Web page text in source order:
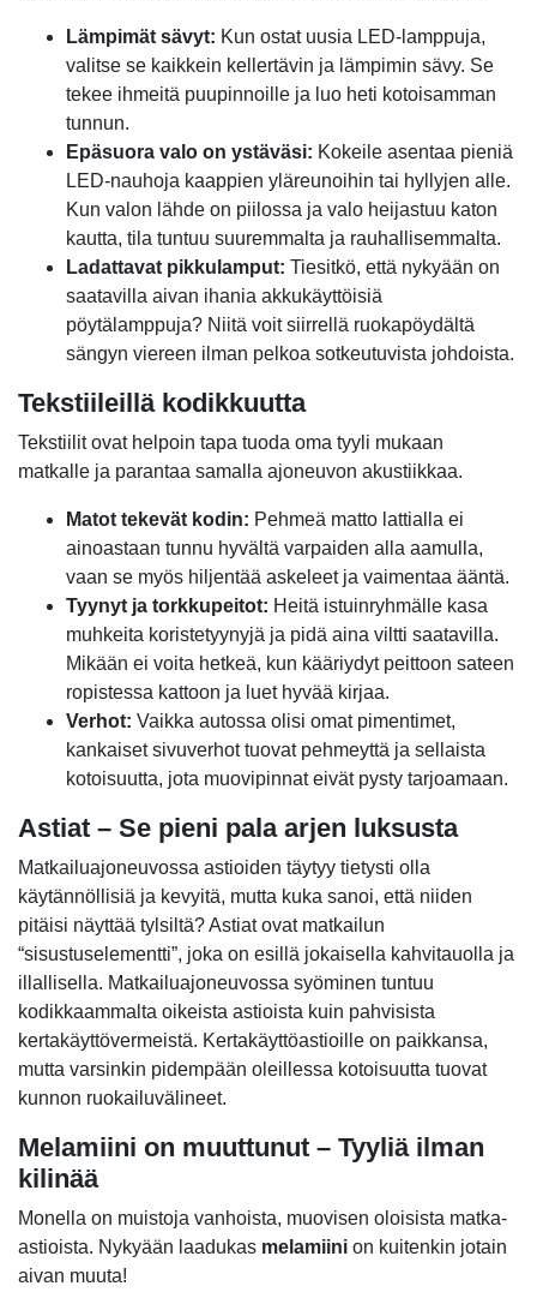
Lämpimät sävyt: Kun ostat uusia LED-lamppuja,
valitse se kaikkein kellertävin ja lämpimin sävy. Se
tekee ihmeitä puupinnoille ja luo heti kotoisamman
tunnun.
Epäsuora valo on ystäväsi: Kokeile asentaa pieniä
LED-nauhoja kaappien yläreunoihin tai hyllyjen alle.
Kun valon lähde on piilossa ja valo heijastuu katon
kautta, tila tuntuu suuremmalta ja rauhallisemmalta.
Ladattavat pikkulamput: Tiesitkö, että nykyään on
saatavilla aivan ihania akkukäyttöisiä
pöytälamppuja? Niitä voit siirrellä ruokapöydältä
sängyn viereen ilman pelkoa sotkeutuvista johdoista.
Tekstiileillä kodikkuutta
Tekstiilit ovat helpoin tapa tuoda oma tyyli mukaan
matkalle ja parantaa samalla ajoneuvon akustiikkaa.
Matot tekevät kodin: Pehmeä matto lattialla ei
ainoastaan tunnu hyvältä varpaiden alla aamulla,
vaan se myös hiljentää askeleet ja vaimentaa ääntä.
Tyynyt ja torkkupeitot: Heitä istuinryhmälle kasa
muhkeita koristetyynyjä ja pidä aina viltti saatavilla.
Mikään ei voita hetkeä, kun kääriydyt peittoon sateen
ropistessa kattoon ja luet hyvää kirjaa.
Verhot: Vaikka autossa olisi omat pimentimet,
kankaiset sivuverhot tuovat pehmeyttä ja sellaista
kotoisuutta, jota muovipinnat eivät pysty tarjoamaan.
Astiat – Se pieni pala arjen luksusta
Matkailuajoneuvossa astioiden täytyy tietysti olla
käytännöllisiä ja kevyitä, mutta kuka sanoi, että niiden
pitäisi näyttää tylsiltä? Astiat ovat matkailun
“sisustuselementti”, joka on esillä jokaisella kahvitauolla ja
illallisella. Matkailuajoneuvossa syöminen tuntuu
kodikkaammalta oikeista astioista kuin pahvisista
kertakäyttövermeistä. Kertakäyttöastioille on paikkansa,
mutta varsinkin pidempään oleillessa kotoisuutta tuovat
kunnon ruokailuvälineet.
Melamiini on muuttunut – Tyyliä ilman
kilinää
Monella on muistoja vanhoista, muovisen oloisista matka-
astioista. Nykyään laadukas melamiini on kuitenkin jotain
aivan muuta!